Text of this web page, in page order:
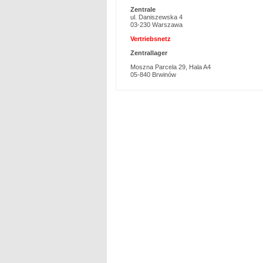
Zentrale
ul. Daniszewska 4
03-230 Warszawa
Vertriebsnetz
Zentrallager
Moszna Parcela 29, Hala A4
05-840 Brwinów